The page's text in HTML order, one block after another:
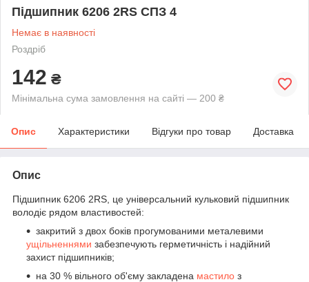
Підшипник 6206 2RS СПЗ 4
Немає в наявності
Роздріб
142 ₴
Мінімальна сума замовлення на сайті — 200 ₴
Опис Характеристики Відгуки про товар Доставка
Опис
Підшипник 6206 2RS, це універсальний кульковий підшипник
володіє рядом властивостей:
закритий з двох боків прогумованими металевими
ущільненнями забезпечують герметичність і надійний
захист підшипників;
на 30 % вільного об'єму закладена мастило з